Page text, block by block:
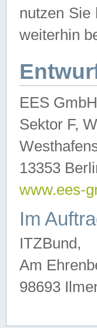
nutzen Sie
weiterhin
EES GmbH
Sektor F,
13353
www.ees-
Im
ITZBund,
Am
98693